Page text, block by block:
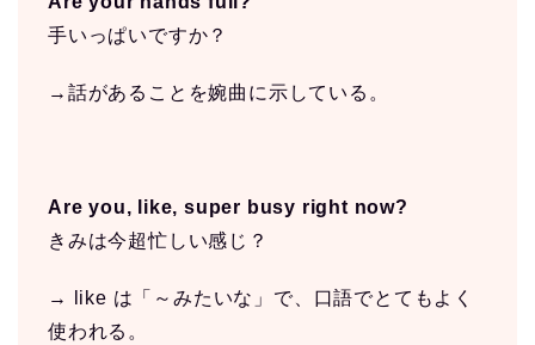
手いっぱいですか？
→話があることを婉曲に示している。
Are you, like, super busy right now?
きみは今超忙しい感じ？
→ like は「～みたいな」で、口語でとてもよく
使われる。